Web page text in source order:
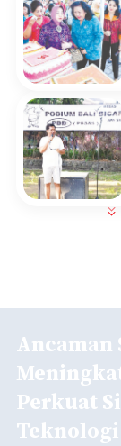
Ancaman
Perkuat